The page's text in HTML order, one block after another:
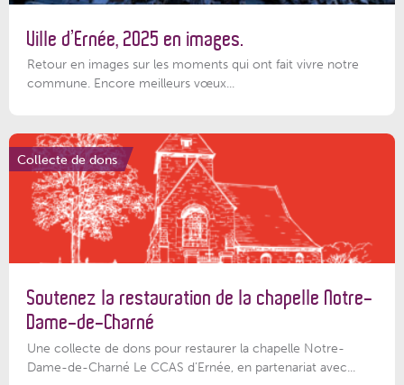
Ville d’Ernée, 2025 en images.
Retour en images sur les moments qui ont fait vivre notre
commune. Encore meilleurs vœux...
Collecte de dons
Soutenez la restauration de la chapelle Notre-
Dame-de-Charné
Une collecte de dons pour restaurer la chapelle Notre-
Dame-de-Charné Le CCAS d’Ernée, en partenariat avec...